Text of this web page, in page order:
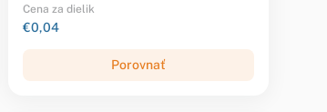
Cena za dielik
€0,04
Porovnať